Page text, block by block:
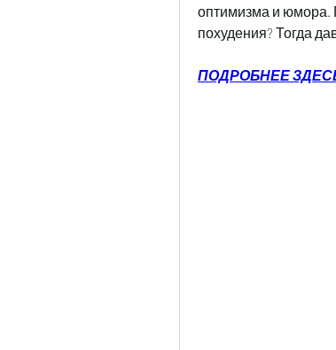
оптимизма и юмора.
похудения? Тогда
ПОДРОБНЕЕ